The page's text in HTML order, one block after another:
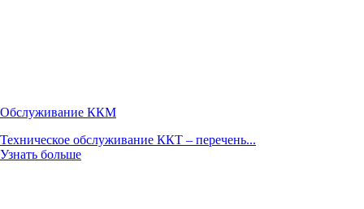
Обслуживание ККМ
Техническое обслуживание ККТ – перечень...
Узнать больше